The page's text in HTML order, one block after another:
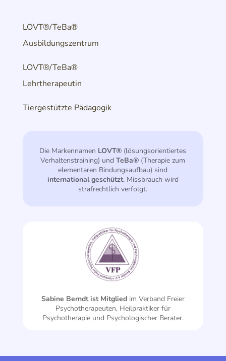
LOVT®/TeBa®
Ausbildungszentrum
LOVT®/TeBa®
Lehrtherapeutin
Tiergestützte Pädagogik
Die Markennamen LOVT® (lösungsorientiertes
Verhaltenstraining) undTeBa® (Therapie zum
elementaren Bindungsaufbau) sind
international geschützt. Missbrauch wird
strafrechtlich verfolgt.
Sabine Berndt ist Mitgliedim Verband Freier
Psycho­therapeuten, Heilpraktiker für
Psychotherapie und Psychologischer Berater.